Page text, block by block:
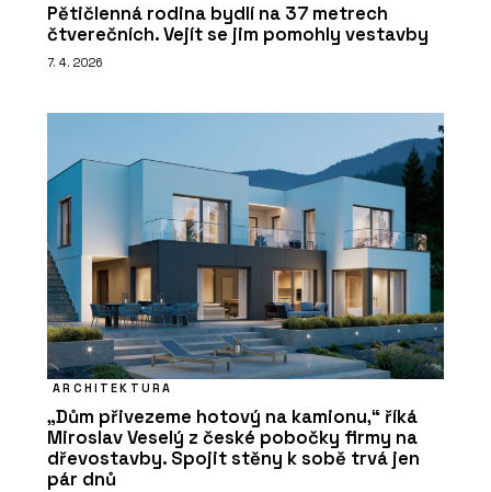
Pětičlenná rodina bydlí na 37 metrech
čtverečních. Vejít se jim pomohly vestavby
7. 4. 2026
ARCHITEKTURA
„Dům přivezeme hotový na kamionu,“ říká
Miroslav Veselý z české pobočky firmy na
dřevostavby. Spojit stěny k sobě trvá jen
pár dnů